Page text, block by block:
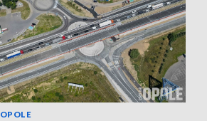
OPOLE